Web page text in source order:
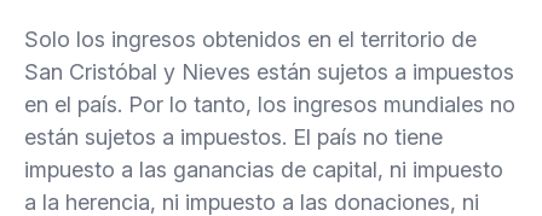
Solo los ingresos obtenidos en el territorio de
San Cristóbal y Nieves están sujetos a impuestos
en el país. Por lo tanto, los ingresos mundiales no
están sujetos a impuestos. El país no tiene
impuesto a las ganancias de capital, ni impuesto
a la herencia, ni impuesto a las donaciones, ni